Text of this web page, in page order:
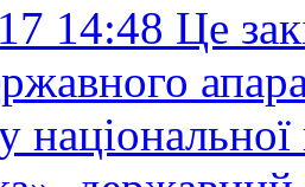
14:48 Це